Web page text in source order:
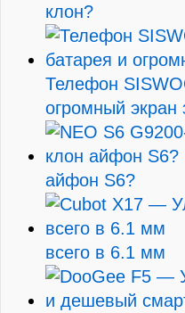
клон?
Телефон
огромный экран
айфон S6?
всего в 6.1 мм